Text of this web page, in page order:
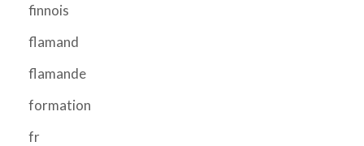
finnois
flamand
flamande
formation
fr